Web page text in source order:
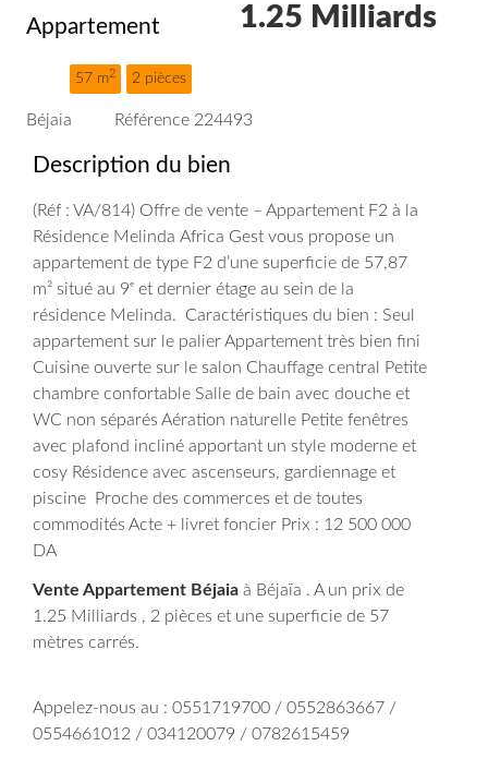
Appartement
57 m2 2 pièces
1.25 Milliards
Béjaia Référence 224493
Description du bien
(Réf : VA/814) Offre de vente – Appartement F2 à la
Résidence Melinda Africa Gest vous propose un
appartement de type F2 d’une superficie de 57,87
m² situé au 9ᵉ et dernier étage au sein de la
résidence Melinda.
Caractéristiques du bien : Seul
appartement sur le palierAppartement très bien fini
Cuisine ouverte sur le salon Chauffage central
Petite
chambre confortable Salle de bain avec douche et
WC non séparés Aération naturelle Petite fenêtres
avec plafond incliné apportant un style moderne et
cosy Résidence avec ascenseurs, gardiennage et
piscine
Proche des commerces et de toutes
commodités Acte + livret foncier Prix : 12 500 000
DA
Vente Appartement Béjaia à Béjaïa . A un prix de
1.25 Milliards , 2 pièces et une superficie de 57
mètres carrés.
Appelez-nous au : 0551719700 / 0552863667 /
0554661012 / 034120079 / 0782615459